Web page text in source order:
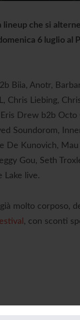
lineup che si
6 luglio al
Biia, Anotr,
Chris Liebing,
Drew b2b
Soundorom,
Kunovich, Mau
Gou, Seth
Lake live.
molto corposo,
, con sconti